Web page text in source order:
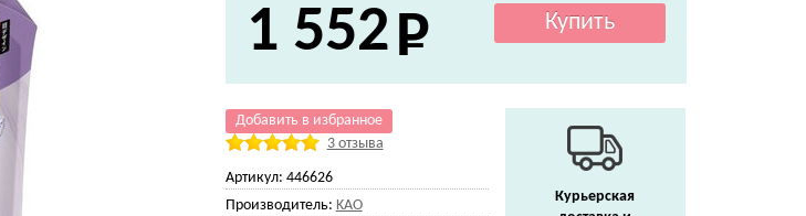
1 552
Добавить в избранное
3 отзыва
Артикул: 446626
Производитель: KAO
Курьерская